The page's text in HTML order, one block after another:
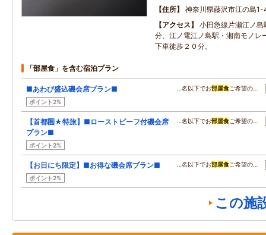
住所
神奈川県藤沢市江の島
アクセス
小田急線片瀬江ノ
分、江ノ電江ノ島駅・湘南モノレ
下車徒歩２０分。
「部屋食」を含む宿泊プラン
■あわび盛込磯会席プラン■
ポイント2%
…名以下でお部屋食ご希望の…
【首都圏★特旅】■ローストビーフ付磯会席
プラン■
ポイント2%
…名以下でお部屋食ご希望の…
【お日にち限定】■お得な磯会席プラン■
ポイント2%
…名以下でお部屋食ご希望の…
この施